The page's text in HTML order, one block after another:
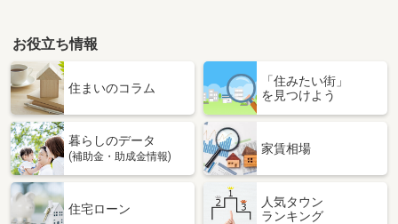
お役立ち情報
住まいのコラム
「住みたい街」
を見つけよう
暮らしのデータ
(補助金・助成金情報)
家賃相場
住宅ローン
人気タウン
ランキング